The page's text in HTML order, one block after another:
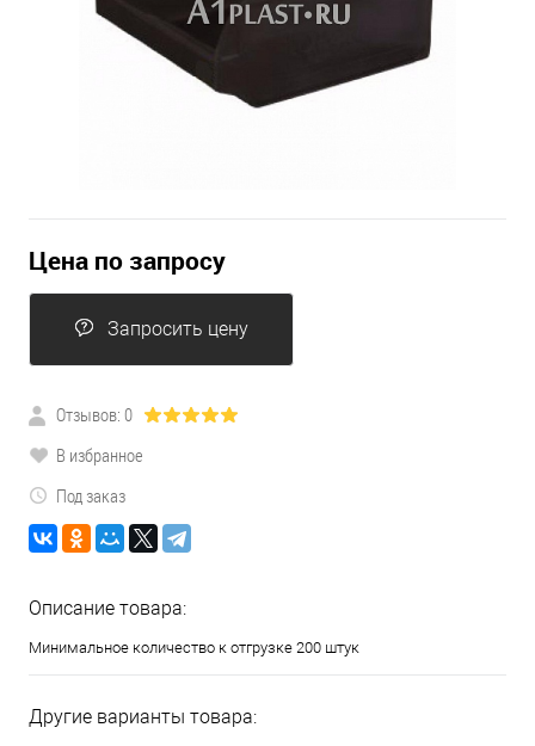
Цена по запросу
Запросить цену
Отзывов: 0
В избранное
Под заказ
Описание товара:
Минимальное количество к отгрузке 200 штук
Другие варианты товара: